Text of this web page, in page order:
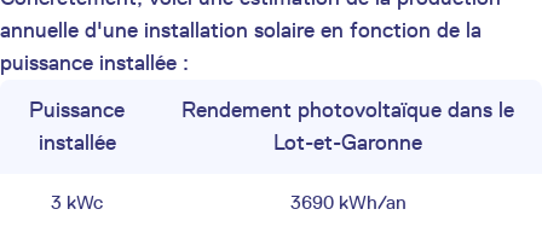
annuelle d'une installation solaire en fonction de la
puissance installée :
Puissance
installée
Rendement photovoltaïque dans le
Lot-et-Garonne
3 kWc 3690 kWh/an